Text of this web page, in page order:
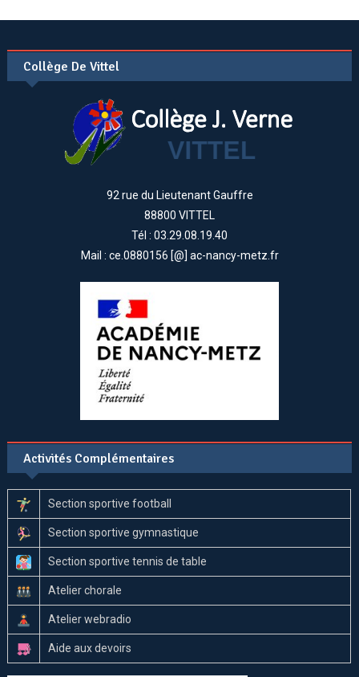
Collège De Vittel
92 rue du Lieutenant Gauffre
88800 VITTEL
Tél : 03.29.08.19.40
Mail : ce.0880156 [@] ac-nancy-metz.fr
Activités Complémentaires
Section sportive football
Section sportive gymnastique
Section sportive tennis de table
Atelier chorale
Atelier webradio
Aide aux devoirs